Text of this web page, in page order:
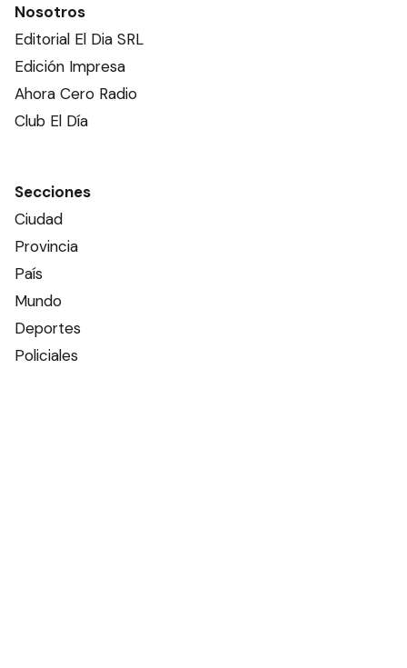
Nosotros
Editorial El Dia SRL
Edición Impresa
Ahora Cero Radio
Club El Día
Secciones
Ciudad
Provincia
País
Mundo
Deportes
Policiales